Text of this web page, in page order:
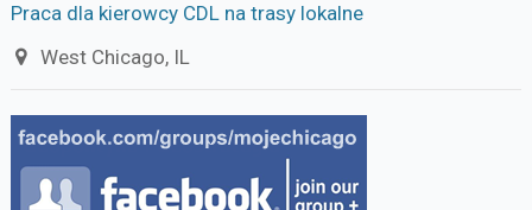
Praca dla kierowcy CDL na trasy lokalne
West Chicago, IL